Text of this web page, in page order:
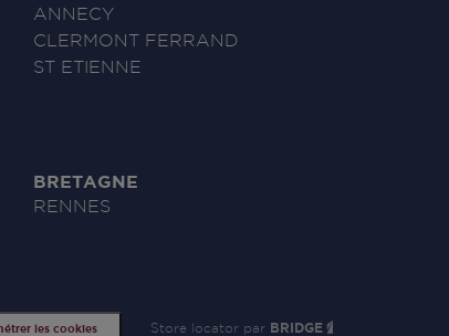
ANNECY
CLERMONT FERRAND
ST ETIENNE
BRETAGNE
RENNES
les cookies Store locator par BRIDGE